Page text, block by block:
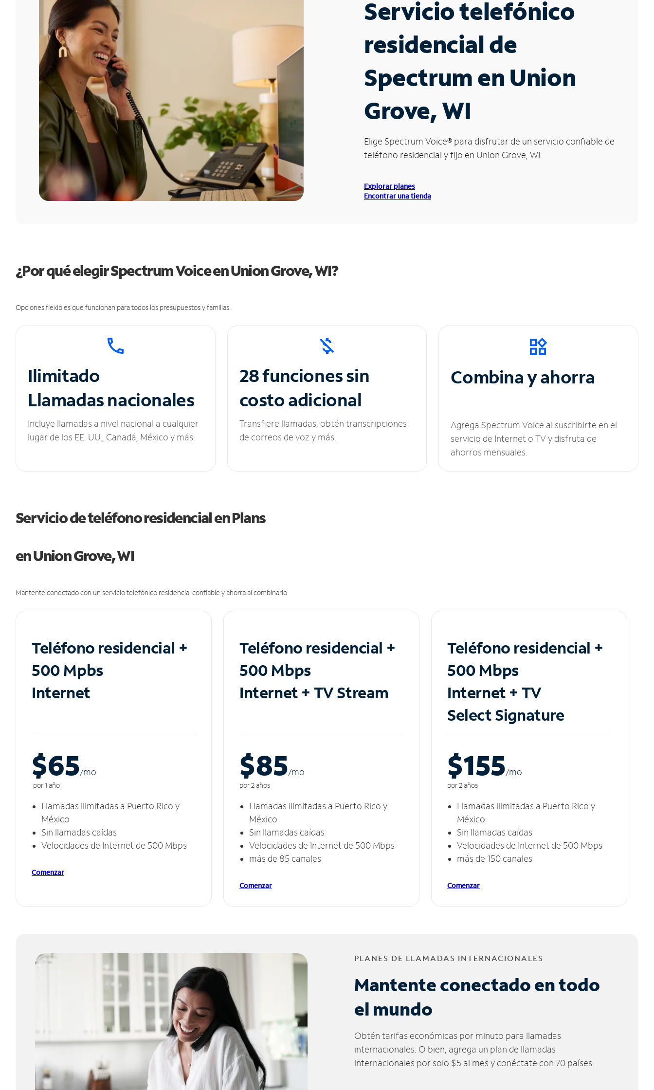
Servicio telefónico
residencial de
Spectrum en Union
Grove, WI
Elige Spectrum Voice® para disfrutar de un servicio confiable de
teléfono residencial y fijo en Union Grove, WI.
Explorar planes
Encontrar una tienda
¿Por qué elegir Spectrum Voice en Union Grove, WI?
Opciones flexibles que funcionan para todos los presupuestos y familias.
Ilimitado
Llamadas nacionales
Incluye llamadas a nivel nacional a cualquier
lugar de los EE. UU., Canadá, México y más.
28 funciones sin
costo adicional
Transfiere llamadas, obtén transcripciones
de correos de voz y más.
Combina y ahorra
Agrega Spectrum Voice al suscribirte en el
servicio de Internet o TV y disfruta de
ahorros mensuales.
Servicio de teléfono residencial en Plans
en Union Grove, WI
Mantente conectado con un servicio telefónico residencial confiable y ahorra al combinarlo.
Teléfono residencial +
500 Mpbs
Internet
$65/mo
por 1 año
Llamadas ilimitadas a Puerto Rico y
México
Sin llamadas caídas
Velocidades de Internet de 500 Mbps
Comenzar
Teléfono residencial +
500 Mbps
Internet + TV Stream
$85/mo
por 2 años
Llamadas ilimitadas a Puerto Rico y
México
Sin llamadas caídas
Velocidades de Internet de 500 Mbps
más de 85 canales
Comenzar
Teléfono residencial +
500 Mbps
Internet + TV
Select Signature
$155/mo
por 2 años
Llamadas ilimitadas a Puerto Rico y
México
Sin llamadas caídas
Velocidades de Internet de 500 Mbps
más de 150 canales
Comenzar
PLANES DE LLAMADAS INTERNACIONALES
Mantente conectado en todo
el mundo
Obtén tarifas económicas por minuto para llamadas
internacionales. O bien, agrega un plan de llamadas
internacionales por solo $5 al mes y conéctate con 70 países.